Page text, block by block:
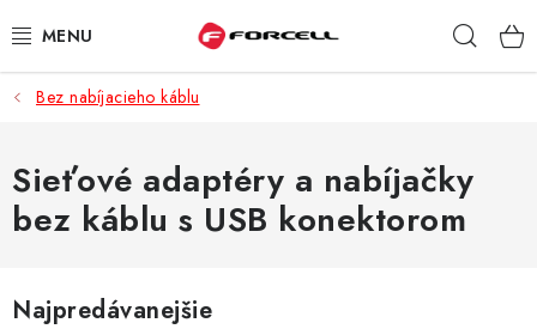
na
PUZDRÁ A OBALY
TVRDENÉ SKLÁ
DÁTOVÉ KÁBLE
Bez nabíjacieho káblu
Sieťové adaptéry a nabíjačky
bez káblu s USB konektorom
Najpredávanejšie